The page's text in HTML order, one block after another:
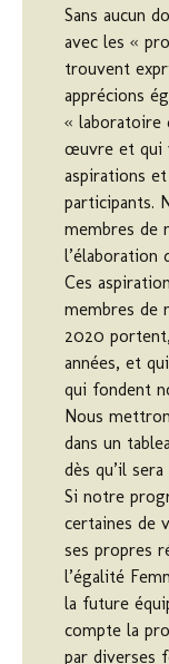
Sans aucun
avec les «
trouvent
apprécions
« laboratoire
œuvre et qui
aspirations
participants.
membres de
l’élaboration
Ces
membres de
2020
années, et
qui fondent
Nous
dans un
dès qu’il
Si notre
certaines de
ses propres
l’égalité
la future
compte la
par diverses